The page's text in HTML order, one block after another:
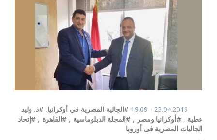
23.04.2019 - 19:09 #الجالية المصرية في أوكرانيا, #د. وليد
عطية , #أوكرانيا ومصر , #المجلة الدبلوماسية , #القاهرة , #إتحاد
الجاليات المصرية فى أوروبا